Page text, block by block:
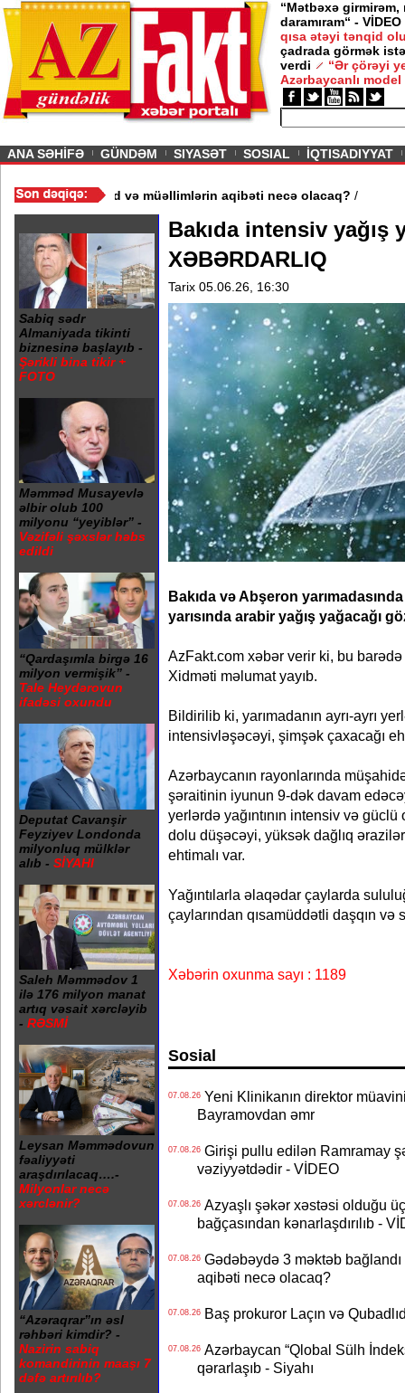
“Mətbəxə girmirəm,
daramıram“ - VİDEO
qısa ətəyi tənqid
çadrada görmək
verdi
“Ər çörəyi
Azərbaycanlı model
ANA SƏHİFƏ GÜNDƏM SIYASƏT SOSIAL İQTISADIYYAT
məktəb bağlandı - Şagird və müəllimlərin aqibəti necə olacaq?
Sabiq sədr
Almaniyada tikinti
biznesinə başlayıb -
Şərikli bina tikir +
FOTO
Məmməd Musayevlə
əlbir olub 100
milyonu “yeyiblər” -
Vəzifəli şəxslər həbs
edildi
“Qardaşımla birgə 16
milyon vermişik” -
Tale Heydərovun
ifadəsi oxundu
Deputat Cavanşir
Feyziyev Londonda
milyonluq mülklər
alıb - SİYAHI
Saleh Məmmədov 1
ilə 176 milyon manat
artıq vəsait xərcləyib
- RƏSMİ
Leysan Məmmədovun
fəaliyyəti
araşdırılacaq….-
Milyonlar necə
xərclənir?
“Azəraqrar”ın əsl
rəhbəri kimdir? -
Nazirin sabiq
komandirinin maaşı 7
dəfə artırılıb?
Bakıda intensiv yağış
XƏBƏRDARLIQ
Tarix 05.06.26, 16:30
Bakıda və Abşeron
yarısında arabir yağış yağacağı
AzFakt.com xəbər verir ki, bu
Xidməti məlumat yayıb.
Bildirilib ki, yarımadanın ayrı-ayrı
intensivləşəcəyi, şimşək çaxacağı
Azərbaycanın rayonlarında
şəraitinin iyunun 9-dək davam
yerlərdə yağıntının intensiv və güclü
dolu düşəcəyi, yüksək dağlıq
ehtimalı var.
Yağıntılarla əlaqədar çaylarda
çaylarından qısamüddətli daşqın
Xəbərin oxunma sayı : 1189
Sosial
07.08.26Yeni Klinikanın direktor müavini
Bayramovdan əmr
07.08.26Girişi pullu edilən Ramramay
vəziyyətdədir - VİDEO
07.08.26Azyaşlı şəkər xəstəsi olduğu
bağçasından kənarlaşdırılıb -
07.08.26Gədəbəydə 3 məktəb
aqibəti necə olacaq?
07.08.26Baş prokuror Laçın və
07.08.26Azərbaycan “Qlobal Sülh
qərarlaşıb - Siyahı